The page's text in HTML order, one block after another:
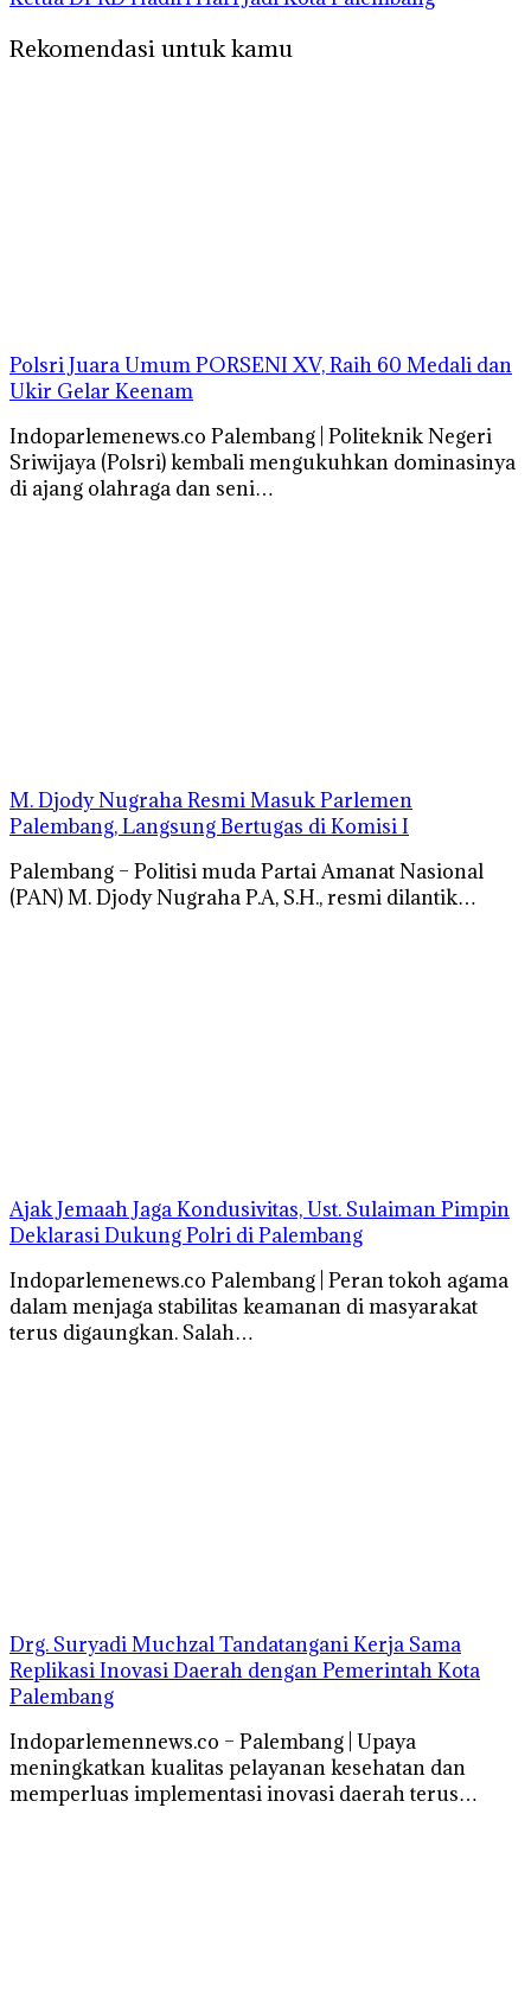
Rekomendasi untuk kamu
Polsri Juara Umum PORSENI XV, Raih 60 Medali dan
Ukir Gelar Keenam
Indoparlemenews.co Palembang | Politeknik Negeri
Sriwijaya (Polsri) kembali mengukuhkan dominasinya
di ajang olahraga dan seni…
M. Djody Nugraha Resmi Masuk Parlemen
Palembang, Langsung Bertugas di Komisi I
Palembang – Politisi muda Partai Amanat Nasional
(PAN) M. Djody Nugraha P.A, S.H., resmi dilantik…
Ajak Jemaah Jaga Kondusivitas, Ust. Sulaiman Pimpin
Deklarasi Dukung Polri di Palembang
Indoparlemenews.co Palembang | Peran tokoh agama
dalam menjaga stabilitas keamanan di masyarakat
terus digaungkan. Salah…
Drg. Suryadi Muchzal Tandatangani Kerja Sama
Replikasi Inovasi Daerah dengan Pemerintah Kota
Palembang
Indoparlemennews.co – Palembang | Upaya
meningkatkan kualitas pelayanan kesehatan dan
memperluas implementasi inovasi daerah terus…